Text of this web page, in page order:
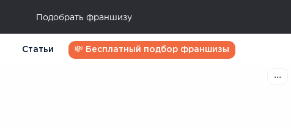
Подобрать франшизу
Статьи 💸 Бесплатный подбор франшизы